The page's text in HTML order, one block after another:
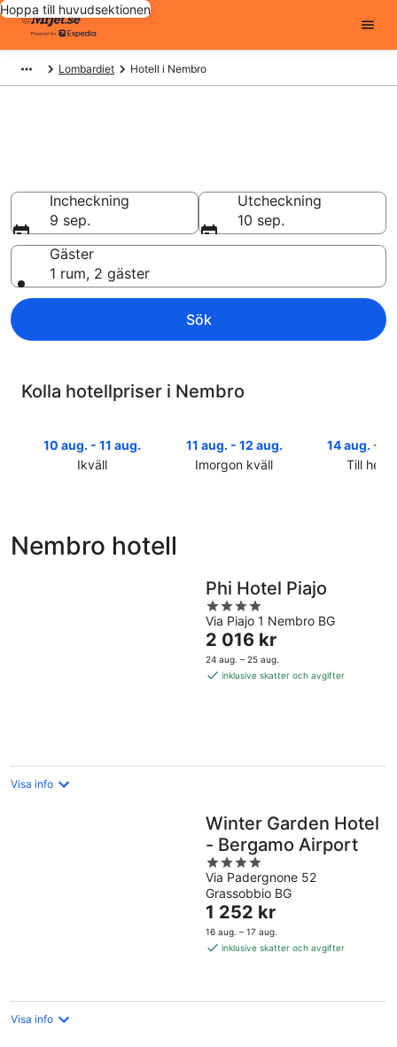
Hoppa till huvudsektionen
Lombardiet Hotell i Nembro
Incheckning
9 sep.
Utcheckning
10 sep.
Gäster
1 rum, 2 gäster
Sök
Kolla hotellpriser i Nembro
10 aug. - 11 aug.
Ikväll
Nembro
för
11 aug. - 12 aug.
Imorgon kväll
natt,
aug.
aug.
14 aug. -
Till
14
-
Nembro hotell
Phi Hotel Piajo
4
out
of
5
Via Piajo 1 Nembro BG
Priset
är
2 016 kr
2 016 kr
24 aug. – 25 aug.
inklusive skatter och avgifter
Visa info
Winter Garden Hotel
- Bergamo Airport
4
out
of
5
Via Padergnone 52
Grassobbio BG
Priset
är
1 252 kr
1 252 kr
16 aug. – 17 aug.
inklusive skatter och avgifter
Visa info